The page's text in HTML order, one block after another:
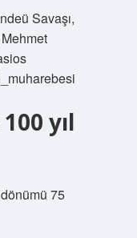
Savaşı,
yıl
75